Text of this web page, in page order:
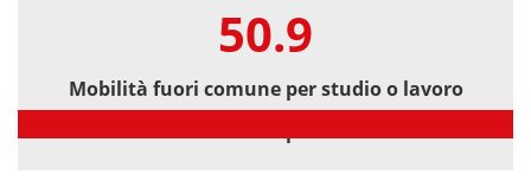
50.9
Mobilità fuori comune per studio o lavoro